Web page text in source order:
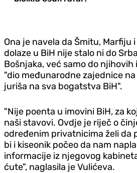
Ona je navela da Šmitu, Marfiju
dolaze u BiH nije stalo ni do
Bošnjaka, već samo do
"dio međunarodne zajednice
juriša na sva bogatstva BiH".
"Nije poenta u imovini BiH, za
naši stavovi. Ovdje je riječ o
određenim privatnicima želi da
bi i kiseonik počeo da nam
informacije iz njegovog
ćute", naglasila je Vulićeva.